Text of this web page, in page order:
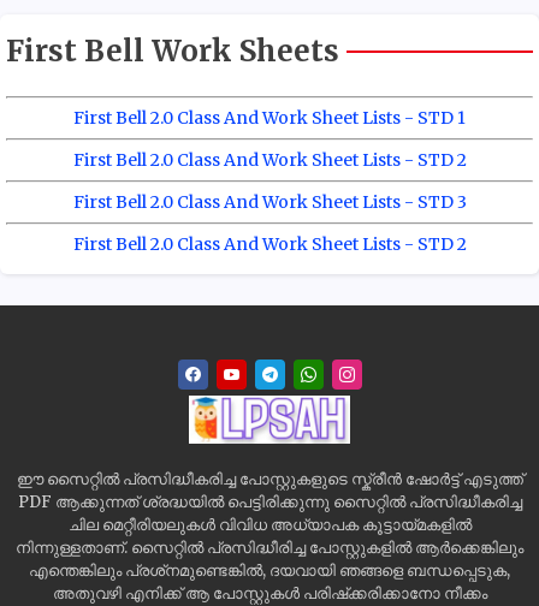
First Bell Work Sheets
First Bell 2.0 Class And Work Sheet Lists - STD 1
First Bell 2.0 Class And Work Sheet Lists - STD 2
First Bell 2.0 Class And Work Sheet Lists - STD 3
First Bell 2.0 Class And Work Sheet Lists - STD 2
ഈ സൈറ്റിൽ പ്രസിദ്ധീകരിച്ച പോസ്റ്റുകളുടെ സ്ക്രീൻ ഷോർട്ട് എടുത്ത്
PDF ആക്കുന്നത് ശ്രദ്ധയിൽ പെട്ടിരിക്കുന്നു സൈറ്റിൽ പ്രസിദ്ധീകരിച്ച
ചില മെറ്റീരിയലുകൾ വിവിധ അധ്യാപക കൂട്ടായ്മകളിൽ
നിന്നുള്ളതാണ്. സൈറ്റിൽ പ്രസിദ്ധീരിച്ച പോസ്റ്റുകളിൽ ആർക്കെങ്കിലും
എന്തെങ്കിലും പ്രശ്‌നമുണ്ടെങ്കിൽ, ദയവായി ഞങ്ങളെ ബന്ധപ്പെടുക,
അതുവഴി എനിക്ക് ആ പോസ്റ്റുകൾ പരിഷ്‌ക്കരിക്കാനോ നീക്കം